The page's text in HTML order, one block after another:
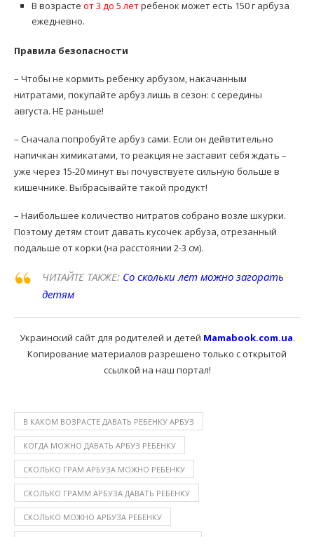
В возрасте от 3 до 5 летребенок может есть 150 г арбуза
ежедневно.
Правила безопасности
– Чтобы не кормить ребенку арбузом, накачанным
нитратами, покупайте арбуз лишь в сезон: с середины
августа. НЕ раньше!
– Сначала попробуйте арбуз сами. Если он дейвтительно
напичкан химикатами, то реакция не заставит себя ждать –
уже через 15-20 минут вы почувствуете сильную больше в
кишечнике. Выбрасывайте такой продукт!
– Наибольшее количество нитратов собрано возле шкурки.
Поэтому детям стоит давать кусочек арбуза, отрезанный
подальше от корки (на расстоянии 2-3 см).
ЧИТАЙТЕ ТАКЖЕ: Со скольки лет можно загорать
детям
Украинский сайт для родителей и детей Mamabook.com.ua.
Копирование материалов разрешено только с открытой
ссылкой на наш портал!
В КАКОМ ВОЗРАСТЕ ДАВАТЬ РЕБЕНКУ АРБУЗ
КОГДА МОЖНО ДАВАТЬ АРБУЗ РЕБЕНКУ
СКОЛЬКО ГРАМ АРБУЗА МОЖНО РЕБЕНКУ
СКОЛЬКО ГРАММ АРБУЗА ДАВАТЬ РЕБЕНКУ
СКОЛЬКО МОЖНО АРБУЗА РЕБЕНКУ